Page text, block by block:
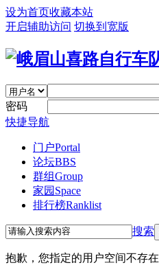
设为首页收藏本站
开启辅助访问 切换到宽版
密码
快捷导航
门户Portal
论坛BBS
群组Group
家园 Space
排行榜Ranklist
搜索
抱歉，您指定的用户空间不存在